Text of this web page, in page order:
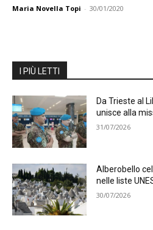
Maria Novella Topi - 30/01/2020
I PIÙ LETTI
Da Trieste al
unisce alla
31/07/2026
Alberobello
nelle liste
30/07/2026